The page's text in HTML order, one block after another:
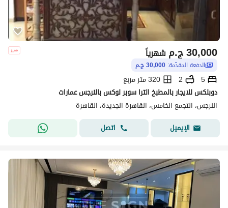
ج.م30,000 شهرياً
الدفعة المقدّمة: 30,000 ج.م
5
2
320 متر مربع
دوبلكس للايجار بالمطبخ الترا سوبر لوكس بالنرجس عمارات
النرجس، التجمع الخامس، القاهرة الجديدة، القاهرة
الإيميل
اتصل